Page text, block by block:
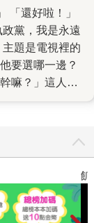
政黨，我是永遠
題是電視裡的
要選哪一邊？
嘛？」這人脖
搞瘋了。哈哈
張撲克臉的社
，有時候卻又
起伏搞得我也
法就是給他吃
飢